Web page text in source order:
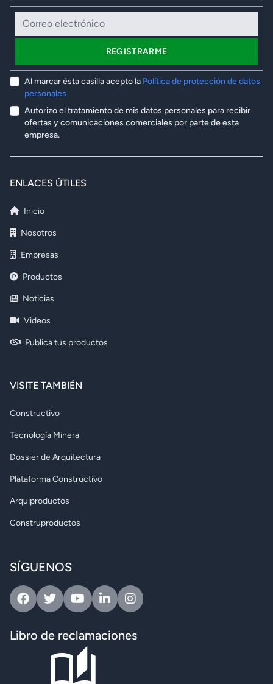
Correo electrónico
REGISTRARME
Al marcar ésta casilla acepto la Política de protección de datos
personales
Autorizo el tratamiento de mis datos personales para recibir
ofertas y comunicaciones comerciales por parte de esta
empresa.
ENLACES ÚTILES
Inicio
Nosotros
Empresas
Productos
Noticias
Videos
Publica tus productos
VISITE TAMBIÉN
Constructivo
Tecnología Minera
Dossier de Arquitectura
Plataforma Constructivo
Arquiproductos
Construproductos
SÍGUENOS
FacebookTwitterYoutubeLinkedinInstagram
Libro de reclamaciones